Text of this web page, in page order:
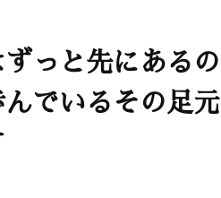
っと先にあるの
でいるその足元